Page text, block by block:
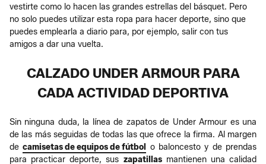
vestirte como lo hacen las grandes estrellas del básquet. Pero
no solo puedes utilizar esta ropa para hacer deporte, sino que
puedes emplearla a diario para, por ejemplo, salir con tus
amigos a dar una vuelta.
CALZADO UNDER ARMOUR PARA
CADA ACTIVIDAD DEPORTIVA
Sin ninguna duda, la línea de zapatos de Under Armour es una
de las más seguidas de todas las que ofrece la firma. Al margen
decamisetas de equipos de fútbol
o baloncesto y de prendas
para practicar deporte, sus zapatillasmantienen una calidad